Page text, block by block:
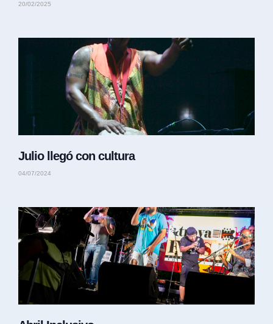
20/02/2025
Julio llegó con cultura
04/07/2024